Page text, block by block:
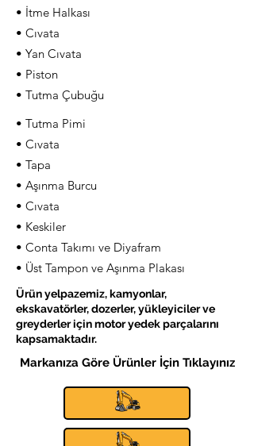
• İtme Halkası
• Cıvata
• Yan Cıvata
• Piston
• Tutma Çubuğu
• Tutma Pimi
• Cıvata
• Tapa
• Aşınma Burcu
• Cıvata
• Keskiler
• Conta Takımı ve Diyafram
• Üst Tampon ve Aşınma Plakası
Ürün yelpazemiz, kamyonlar,
ekskavatörler, dozerler, yükleyiciler ve
greyderler için motor yedek parçalarını
kapsamaktadır.
Markanıza Göre Ürünler İçin Tıklayınız
CATERPILLAR